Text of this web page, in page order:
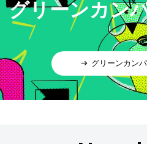
グリーンカン
グリーンカン